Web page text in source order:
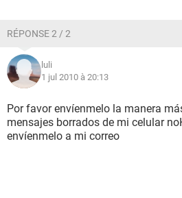
RÉPONSE 2 / 2
luli
1 jul 2010 à 20:13
Por favor envíenmelo la manera
mensajes borrados de mi celular
envíenmelo a mi correo